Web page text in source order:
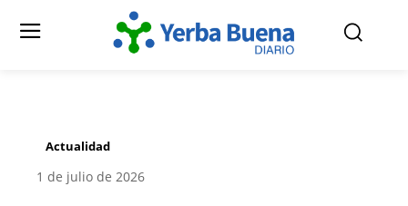
Actualidad
1 de julio de 2026